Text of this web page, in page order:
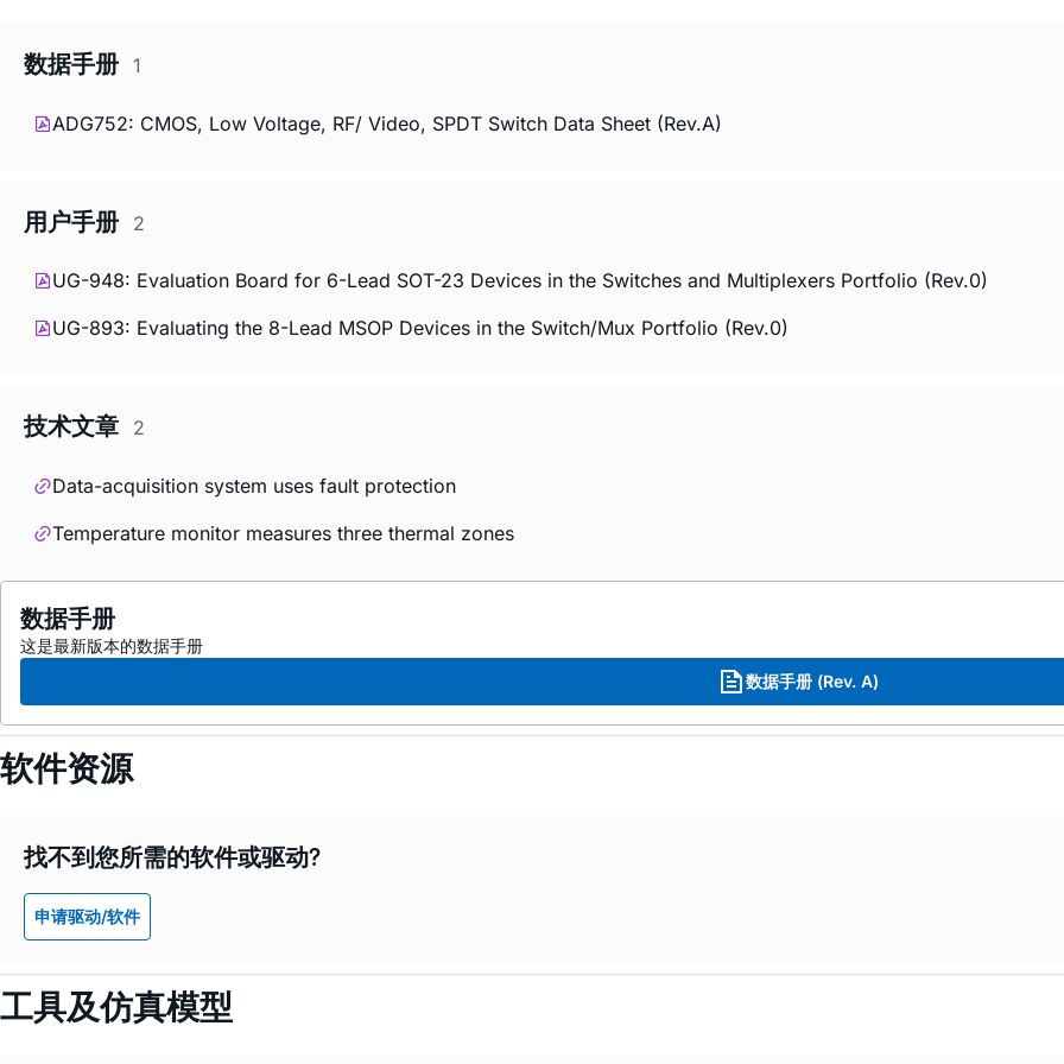
数据手册 1
ADG752: CMOS, Low Voltage, RF/ Video, SPDT Switch Data Sheet (Rev.A)
用户手册 2
UG-948: Evaluation Board for 6-Lead SOT-23 Devices in the Switches and Multiplexers Portfolio (Rev.0)
UG-893: Evaluating the 8-Lead MSOP Devices in the Switch/Mux Portfolio (Rev.0)
技术文章 2
Data-acquisition system uses fault protection
Temperature monitor measures three thermal zones
数据手册
这是最新版本的数据手册
数据手册 (Rev. A)
软件资源
找不到您所需的软件或驱动?
申请驱动/软件
工具及仿真模型